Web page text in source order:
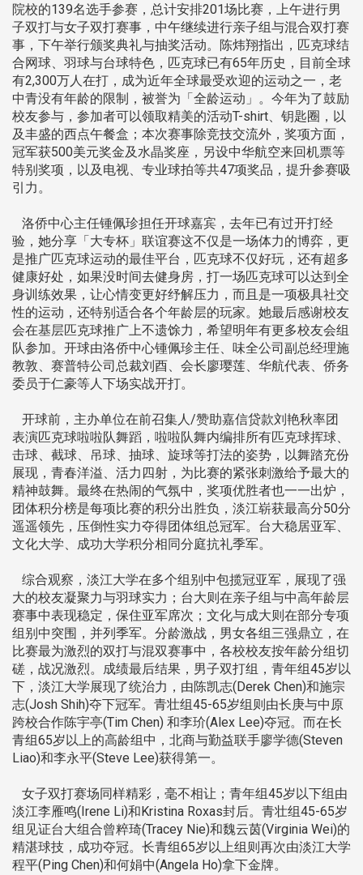
院校的139名选手参赛，总计安排201场比赛，上午进行男
子双打与女子双打赛事，中午继续进行亲子组与混合双打赛
事，下午举行颁奖典礼与抽奖活动。陈炜翔指出，匹克球结
合网球、羽球与台球特色，匹克球已有65年历史，目前全球
有2,300万人在打，成为近年全球最受欢迎的运动之一，老
中青没有年龄的限制，被誉为「全龄运动」。今年为了鼓励
校友参与，参加者可以领取精美的活动T-shirt、钥匙圈，以
及丰盛的西点午餐盒；本次赛事除竞技交流外，奖项方面，
冠军获500美元奖金及水晶奖座，另设中华航空来回机票等
特别奖项，以及电视、专业球拍等共47项奖品，提升参赛吸
引力。
洛侨中心主任锺佩珍担任开球嘉宾，去年已有过开打经
验，她分享「大专杯」联谊赛这不仅是一场体力的博弈，更
是推广匹克球运动的最佳平台，匹克球不仅好玩，还有超多
健康好处，如果没时间去健身房，打一场匹克球可以达到全
身训练效果，让心情变更好纾解压力，而且是一项极具社交
性的运动，还特别适合各个年龄层的玩家。她最后感谢校友
会在基层匹克球推广上不遗馀力，希望明年有更多校友会组
队参加。开球由洛侨中心锺佩珍主任、味全公司副总经理施
教敦、赛普特公司总裁刘酉、会长廖璎莲、华航代表、侨务
委员于仁豪等人下场实战开打。
开球前，主办单位在前召集人/赞助嘉信贷款刘艳秋率团
表演匹克球啦啦队舞蹈，啦啦队舞内编排所有匹克球挥球、
击球、截球、吊球、抽球、旋球等打法的姿势，以舞踏充份
展现，青春洋溢、活力四射，为比赛的紧张刺激给予最大的
精神鼓舞。最终在热闹的气氛中，奖项优胜者也一一出炉，
团体积分榜是每项比赛的积分出胜负，淡江崭获最高分50分
遥遥领先，压倒性实力夺得团体组总冠军。台大稳居亚军、
文化大学、成功大学积分相同分庭抗礼季军。
综合观察，淡江大学在多个组别中包揽冠亚军，展现了强
大的校友凝聚力与羽球实力；台大则在亲子组与中高年龄层
赛事中表现稳定，保住亚军席次；文化与成大则在部分专项
组别中突围，并列季军。分龄激战，男女各组三强鼎立，在
比赛最为激烈的双打与混双赛事中，各校校友按年龄分组切
磋，战况激烈。成绩最后结果，男子双打组，青年组45岁以
下，淡江大学展现了统治力，由陈凯志(Derek Chen)和施宗
志(Josh Shih)夺下冠军。青壮组45-65岁组则由长庚与中原
跨校合作陈宇亭(Tim Chen) 和李玠(Alex Lee)夺冠。而在长
青组65岁以上的高龄组中，北商与勤益联手廖学德(Steven
Liao)和李永平(Steve Lee)获得第一。
女子双打赛场同样精彩，毫不相让；青年组45岁以下组由
淡江李雁鸣(Irene Li)和Kristina Roxas封后。青壮组45-65岁
组见证台大组合曾粹琦(Tracey Nie)和魏云茵(Virginia Wei)的
精湛球技，成功夺冠。长青组65岁以上组则再次由淡江大学
程平(Ping Chen)和何娟中(Angela Ho)拿下金牌。